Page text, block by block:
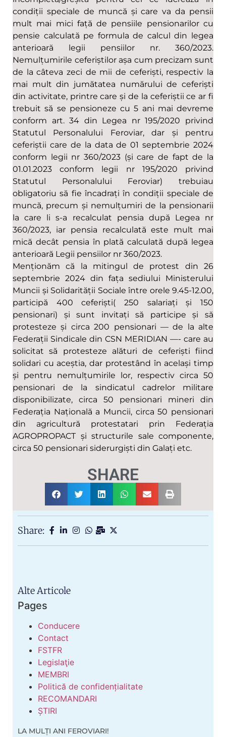
condiții speciale de muncă și care va da pensii
mult mai mici față de pensiile pensionarilor cu
pensie calculată pe formula de calcul din legea
anterioară legii pensiilor nr. 360/2023.
Nemulțumirile ceferiștilor așa cum precizam sunt
de la câteva zeci de mii de ceferiști, respectiv la
mai mult din jumătatea numărului de ceferiști
din activitate, printre care și de la ceferiștii ce ar fi
trebuit să se pensioneze cu 5 ani mai devreme
conform art. 34 din Legea nr 195/2020 privind
Statutul Personalului Feroviar, dar și pentru
ceferiștii care de la data de 01 septembrie 2024
conform legii nr 360/2023 (și care de fapt de la
01.01.2023 conform legii nr 195/2020 privind
Statutul Personalului Feroviar) trebuiau
obligatoriu să fie încadrați în condiții speciale de
muncă, precum și nemulțumiri de la pensionarii
la care li s-a recalculat pensia după Legea nr
360/2023, iar pensia recalculată este mult mai
mică decât pensia în plată calculată după legea
anterioară Legii pensiilor nr 360/2023.
Menționăm că la mitingul de protest din 26
septembrie 2024 din fața sediului Ministerului
Muncii și Solidarității Sociale între orele 9.45-12.00,
participă 400 ceferiști( 250 salariați și 150
pensionari) și sunt invitați să participe și să
protesteze și circa 200 pensionari — de la alte
Federații Sindicale din CSN MERIDIAN —- care au
solicitat să protesteze alături de ceferiști fiind
solidari cu aceștia, dar protestând în același timp
și pentru nemulțumirile lor, respectiv circa 50
pensionari de la sindicatul cadrelor militare
disponibilizate, circa 50 pensionari mineri din
Federația Națională a Muncii, circa 50 pensionari
din agricultură protestatari prin Federația
AGROPROPACT și structurile sale componente,
circa 50 pensionari siderurgiști din Galați etc.
SHARE
Share:
Alte Articole
Pages
Conducere
Contact
FSTFR
Legislaţie
MEMBRI
Politică de confidențialitate
RECOMANDARI
ȘTIRI
LA MULȚI ANI FEROVIARI!